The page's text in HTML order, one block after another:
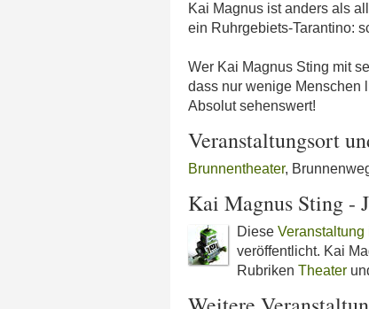
Kai Magnus ist anders als
ein Ruhrgebiets-Tarantino:
Wer Kai Magnus Sting mit
dass nur wenige Menschen
Absolut sehenswert!
Veranstaltungsort
Brunnentheater,
Kai Magnus Sting -
Diese Veranstaltung
veröffentlicht. Kai
Rubriken Theater